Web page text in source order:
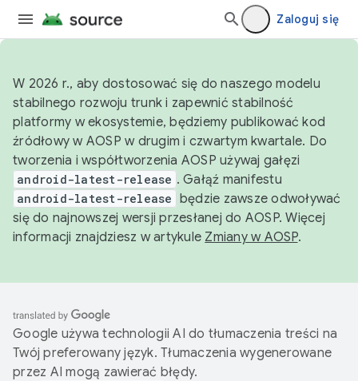
Zaloguj się
W 2026 r., aby dostosować się do naszego modelu
stabilnego rozwoju trunk i zapewnić stabilność
platformy w ekosystemie, będziemy publikować kod
źródłowy w AOSP w drugim i czwartym kwartale. Do
tworzenia i współtworzenia AOSP używaj gałęzi
android-latest-release . Gałąź manifestu
android-latest-release będzie zawsze odwoływać
się do najnowszej wersji przesłanej do AOSP. Więcej
informacji znajdziesz w artykule Zmiany w AOSP.
Google używa technologii AI do tłumaczenia treści na
Twój preferowany język. Tłumaczenia wygenerowane
przez AI mogą zawierać błędy.